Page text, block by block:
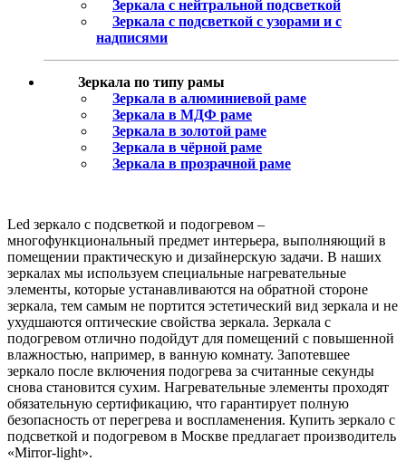
Зеркала с нейтральной подсветкой
Зеркала с подсветкой с узорами и с
надписями
Зеркала по типу рамы
Зеркала в алюминиевой раме
Зеркала в МДФ раме
Зеркала в золотой раме
Зеркала в чёрной раме
Зеркала в прозрачной раме
Led зеркало с подсветкой и подогревом –
многофункциональный предмет интерьера, выполняющий в
помещении практическую и дизайнерскую задачи. В наших
зеркалах мы используем специальные нагревательные
элементы, которые устанавливаются на обратной стороне
зеркала, тем самым не портится эстетический вид зеркала и не
ухудшаются оптические свойства зеркала. Зеркала с
подогревом отлично подойдут для помещений с повышенной
влажностью, например, в ванную комнату. Запотевшее
зеркало после включения подогрева за считанные секунды
снова становится сухим. Нагревательные элементы проходят
обязательную сертификацию, что гарантирует полную
безопасность от перегрева и воспламенения. Купить зеркало с
подсветкой и подогревом в Москве предлагает производитель
«Mirror-light».